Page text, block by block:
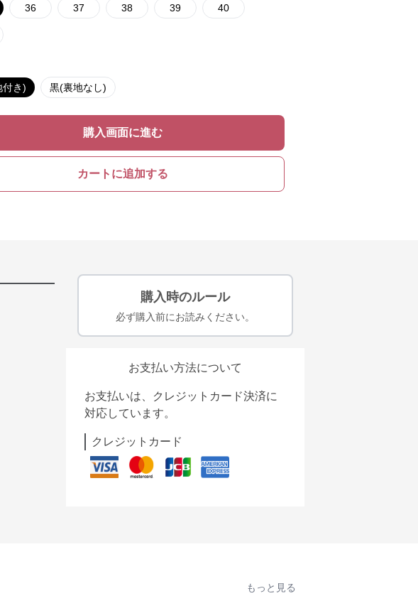
36 37 38 39 40
付き) 黒(裏地なし)
購入画面に進む
カートに追加する
購入時のルール
必ず購入前にお読みください。
お支払い方法について
お支払いは、クレジットカード決済に
対応しています。
クレジットカード
もっと見る